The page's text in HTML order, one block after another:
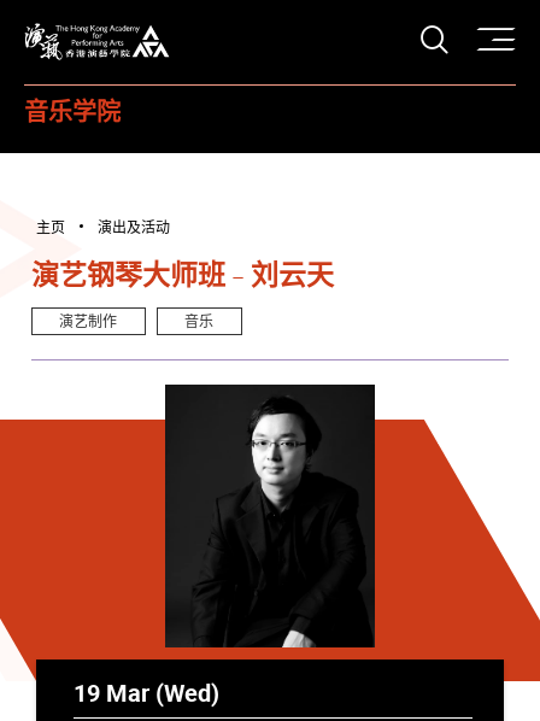
打开
音乐学院
主页 演出及活动
演艺钢琴大师班 - 刘云天
演艺制作 音乐
19 Mar (Wed)